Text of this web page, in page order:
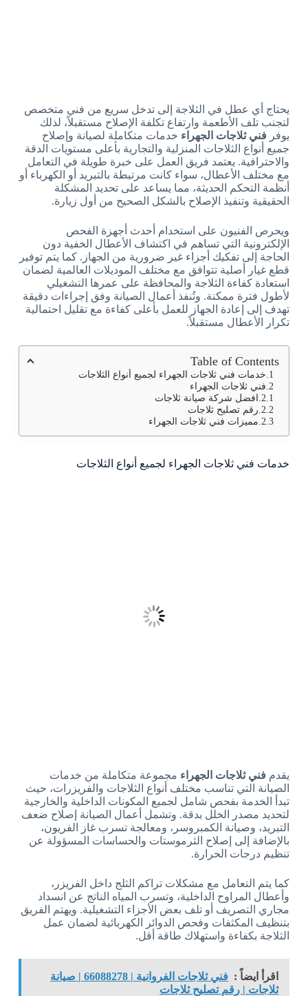
يحتاج أي عطل في الثلاجة إلى تدخل سريع من فني متخصص
لتجنب تلف الأطعمة وارتفاع تكلفة الإصلاح مستقبلاً، لذلك
يوفر فني ثلاجات الجهراء خدمات متكاملة لصيانة وإصلاح
جميع أنواع الثلاجات المنزلية والتجارية بأعلى مستويات الدقة
والاحترافية. يعتمد فريق العمل على خبرة طويلة في التعامل
مع مختلف الأعطال، سواء كانت مرتبطة بالتبريد أو الكهرباء أو
أنظمة التحكم الحديثة، مما يساعد على تحديد المشكلة
الحقيقية وتنفيذ الإصلاح بالشكل الصحيح من أول زيارة.
ويحرص الفنيون على استخدام أحدث أجهزة الفحص
الإلكترونية التي تساهم في اكتشاف الأعطال الخفية دون
الحاجة إلى تفكيك أجزاء غير ضرورية من الجهاز. كما يتم توفير
قطع غيار أصلية تتوافق مع مختلف الموديلات العالمية لضمان
استعادة كفاءة الثلاجة والمحافظة على عمرها التشغيلي
لأطول فترة ممكنة. وتُنفذ أعمال الصيانة وفق إجراءات دقيقة
تهدف إلى إعادة الجهاز للعمل بأعلى كفاءة مع تقليل احتمالية
تكرار الأعطال مستقبلاً.
Table of Contents
خدمات فني ثلاجات الجهراء لجميع أنواع الثلاجات
فني ثلاجات الجهراء
افضل شركة صيانة ثلاجات
رقم تصليح ثلاجات
مميزات فني ثلاجات الجهراء
خدمات فني ثلاجات الجهراء لجميع أنواع الثلاجات
يقدم فني ثلاجات الجهراء مجموعة متكاملة من خدمات
الصيانة التي تناسب مختلف أنواع الثلاجات والفريزرات، حيث
تبدأ الخدمة بفحص شامل لجميع المكونات الداخلية والخارجية
لتحديد مصدر الخلل بدقة. وتشمل أعمال الصيانة إصلاح ضعف
التبريد، وصيانة الكمبروسر، ومعالجة تسرب غاز الفريون،
بالإضافة إلى إصلاح الثرموستات والحساسات المسؤولة عن
تنظيم درجات الحرارة.
كما يتم التعامل مع مشكلات تراكم الثلج داخل الفريزر،
وأعطال المراوح الداخلية، وتسرب المياه الناتج عن انسداد
مجاري التصريف أو تلف بعض الأجزاء التشغيلية. ويهتم الفريق
بتنظيف المكثفات وفحص الدوائر الكهربائية لضمان عمل
الثلاجة بكفاءة واستهلاك طاقة أقل.
اقرأ ايضاً :
فني ثلاجات الفروانية | 66088278 | صيانة
ثلاجات | رقم تصليح ثلاجات